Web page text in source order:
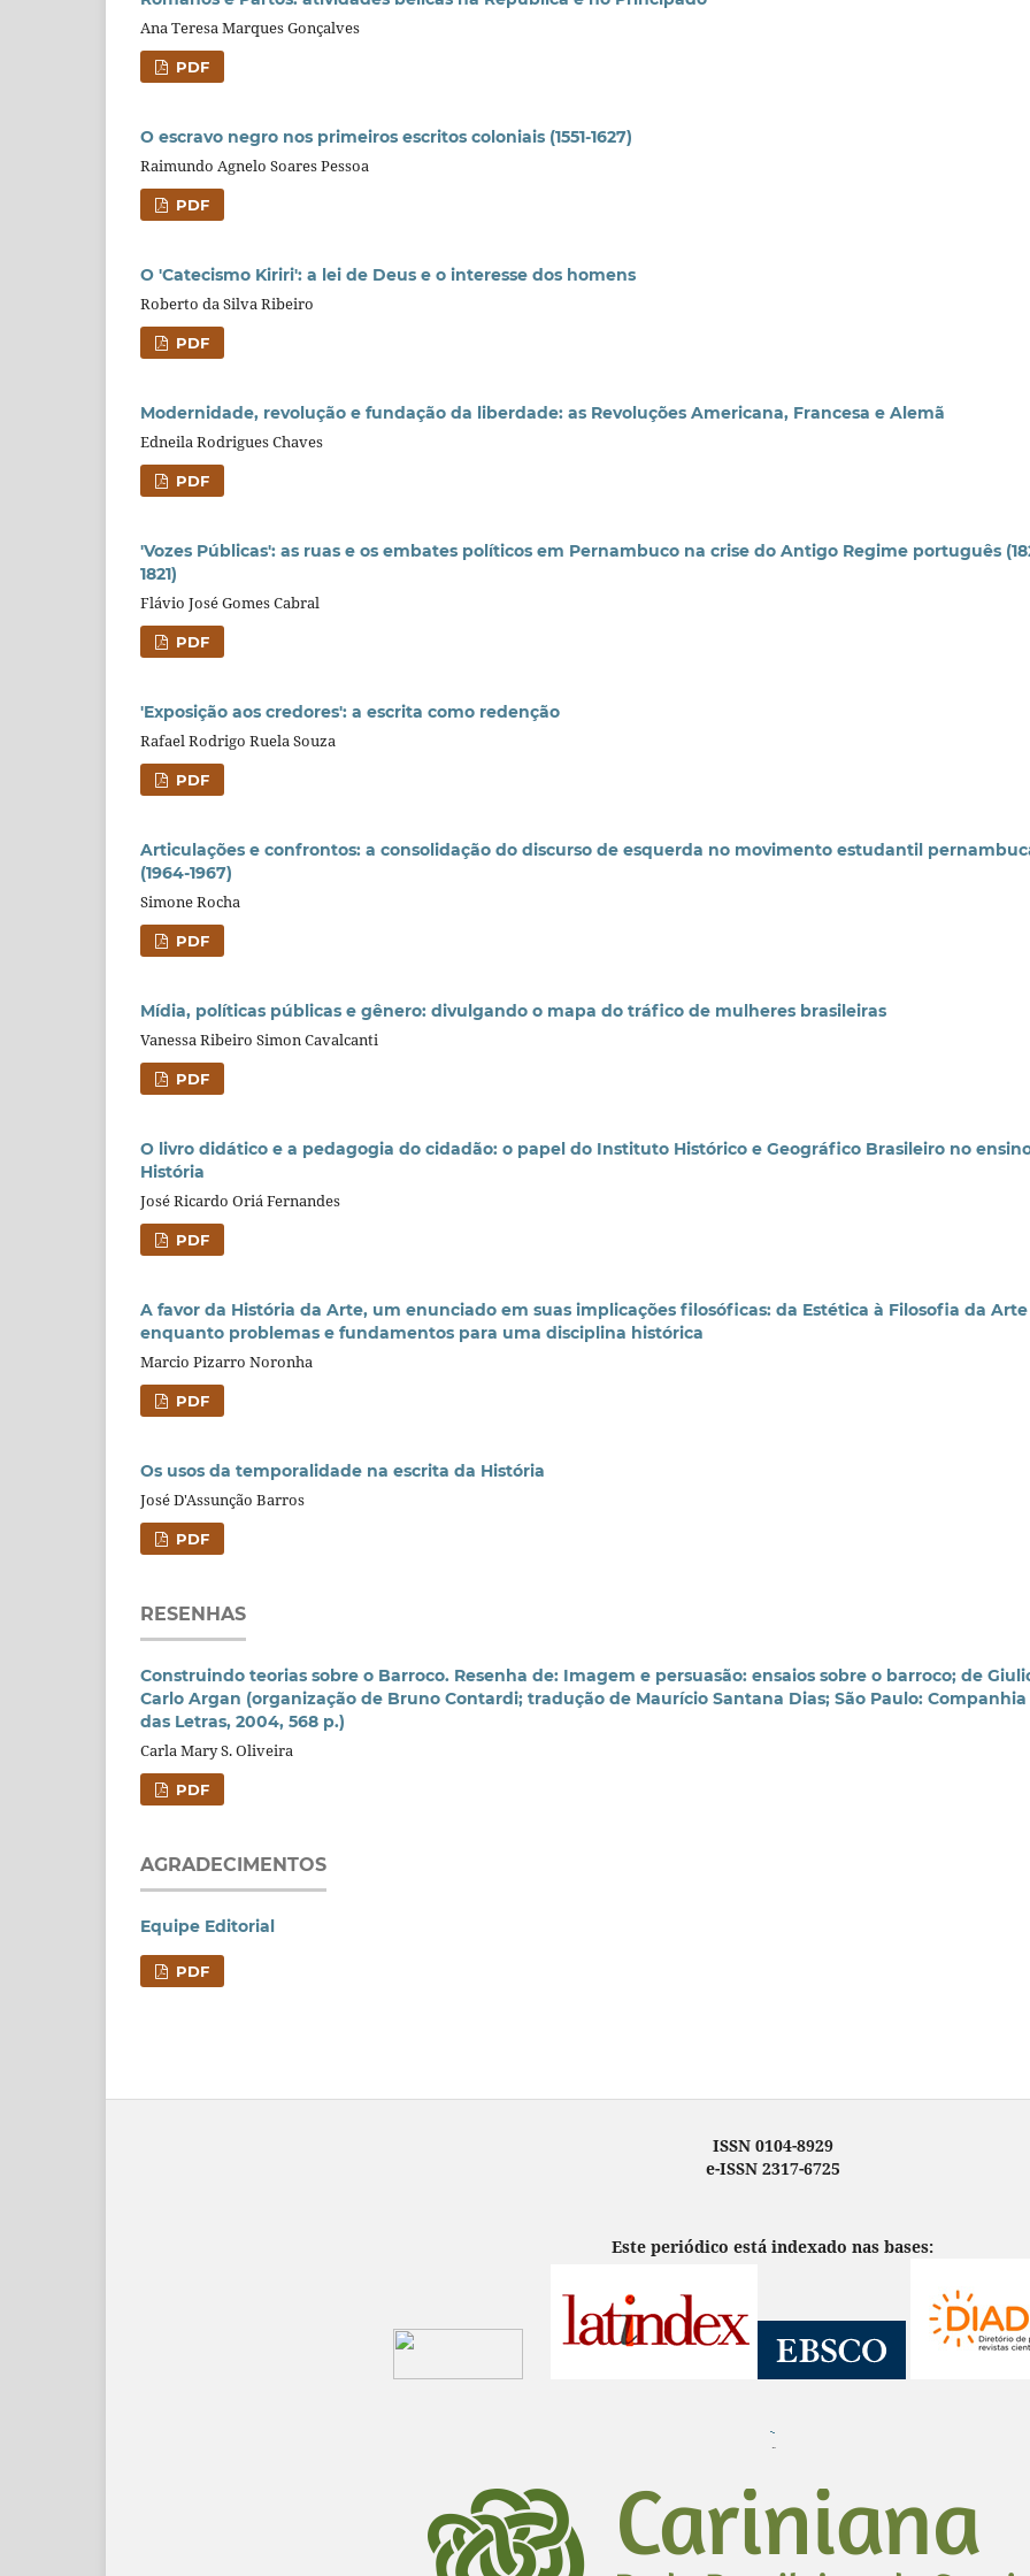
Ana Teresa Marques Gonçalves
PDF
O escravo negro nos primeiros escritos coloniais (1551-1627)
Raimundo Agnelo Soares Pessoa
PDF
O 'Catecismo Kiriri': a lei de Deus e o interesse dos homens
Roberto da Silva Ribeiro
PDF
Modernidade, revolução e fundação da liberdade: as Revoluções Americana, Francesa e Alemã
Edneila Rodrigues Chaves
PDF
'Vozes Públicas': as ruas e os embates políticos em Pernambuco na crise do Antigo Regime português
1821)
Flávio José Gomes Cabral
PDF
'Exposição aos credores': a escrita como redenção
Rafael Rodrigo Ruela Souza
PDF
Articulações e confrontos: a consolidação do discurso de esquerda no movimento estudantil
(1964-1967)
Simone Rocha
PDF
Mídia, políticas públicas e gênero: divulgando o mapa do tráfico de mulheres brasileiras
Vanessa Ribeiro Simon Cavalcanti
PDF
O livro didático e a pedagogia do cidadão: o papel do Instituto Histórico e Geográfico Brasileiro no
História
José Ricardo Oriá Fernandes
PDF
A favor da História da Arte, um enunciado em suas implicações filosóficas: da Estética à Filosofia da Arte
enquanto problemas e fundamentos para uma disciplina histórica
Marcio Pizarro Noronha
PDF
Os usos da temporalidade na escrita da História
José D'Assunção Barros
PDF
RESENHAS
Construindo teorias sobre o Barroco. Resenha de: Imagem e persuasão: ensaios sobre o barroco; de
Carlo Argan (organização de Bruno Contardi; tradução de Maurício Santana Dias; São Paulo: Companhia
das Letras, 2004, 568 p.)
Carla Mary S. Oliveira
PDF
AGRADECIMENTOS
Equipe Editorial
PDF
ISSN 0104-8929
e-ISSN 2317-6725
Este periódico está indexado nas bases:
¨